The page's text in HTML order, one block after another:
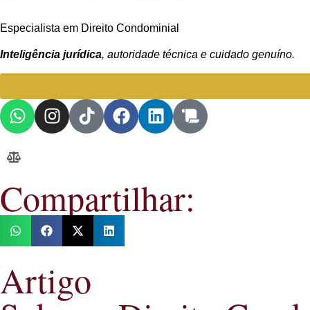
Especialista em Direito Condominial
Inteligência jurídica, autoridade técnica e cuidado genuíno.
Compartilhar:
Artigo